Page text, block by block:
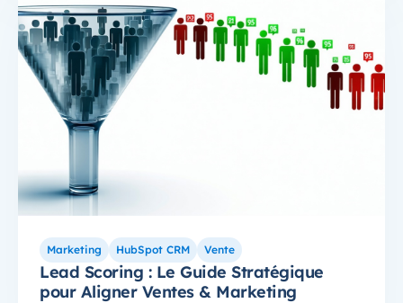
Marketing HubSpot CRM Vente
Lead Scoring : Le Guide Stratégique
pour Aligner Ventes & Marketing